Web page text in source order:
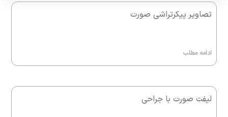
تصاویر پیکرتراشی صورت
ادامه مطلب
لیفت صورت با جراحی